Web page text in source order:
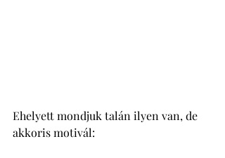
Ehelyett mondjuk talán ilyen van, de
akkoris motivál: